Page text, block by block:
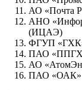
АО «Почта
АНО
(ИЦАЭ)
ФГУП
ПАО
АО
ПАО «ОАК»